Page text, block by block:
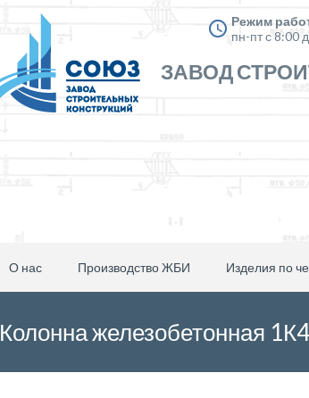
Режим
пн-пт с 8:00
ЗАВОД
О нас Производство ЖБИ Изделия по
Колонна железобетонная